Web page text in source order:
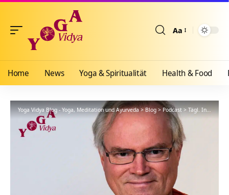
Aa
Home News Yoga & Spiritualität Health & Food
Yoga Vidya Blog - Yoga, Meditation und Ayurveda>Blog>Podcast>Tägl. Inspiration